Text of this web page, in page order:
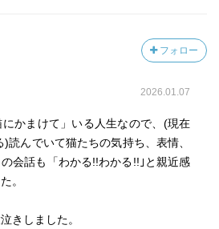
フォロー
2026.01.07
かまけて」いる人生なので、(現在
読んでいて猫たちの気持ち、表情、
会話も「わかる!!わかる!!｣と親近感
。
きしました。